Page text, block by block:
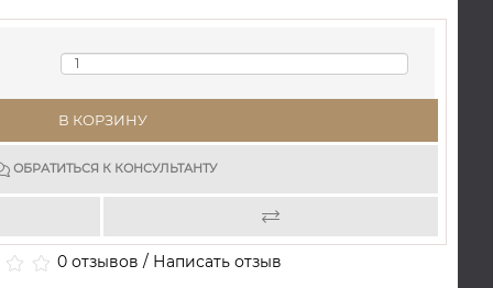
В КОРЗИНУ
ОБРАТИТЬСЯ К КОНСУЛЬТАНТУ
0 отзывов / Написать отзыв